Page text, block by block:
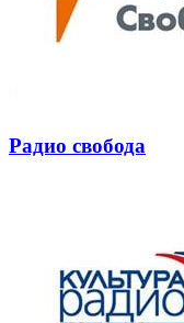
Радио свобода